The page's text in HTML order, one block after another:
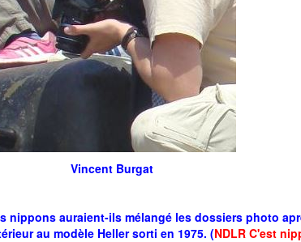
Vincent Burgat
nippons auraient-ils mélangé les dossiers photo
au modèle Heller sorti en 1975. (NDLR C'est